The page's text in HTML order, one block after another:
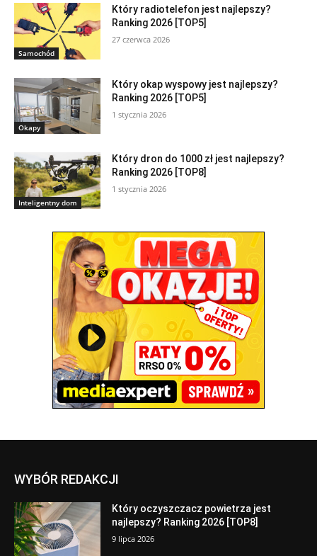
Samochód
Który radiotelefon jest najlepszy?
Ranking 2026 [TOP5]
27 czerwca 2026
Okapy
Który okap wyspowy jest najlepszy?
Ranking 2026 [TOP5]
1 stycznia 2026
Inteligentny dom
Który dron do 1000 zł jest najlepszy?
Ranking 2026 [TOP8]
1 stycznia 2026
WYBÓR REDAKCJI
Który oczyszczacz powietrza jest
najlepszy? Ranking 2026 [TOP8]
9 lipca 2026